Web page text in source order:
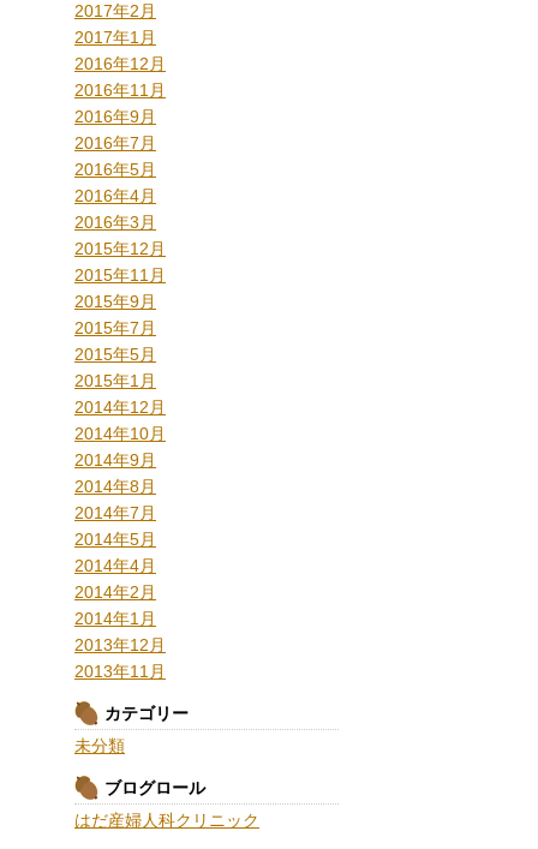
2017年2月
2017年1月
2016年12月
2016年11月
2016年9月
2016年7月
2016年5月
2016年4月
2016年3月
2015年12月
2015年11月
2015年9月
2015年7月
2015年5月
2015年1月
2014年12月
2014年10月
2014年9月
2014年8月
2014年7月
2014年5月
2014年4月
2014年2月
2014年1月
2013年12月
2013年11月
カテゴリー
未分類
ブログロール
はだ産婦人科クリニック